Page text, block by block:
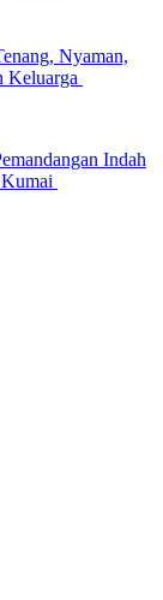
Nyaman,
Keluarga
Indah